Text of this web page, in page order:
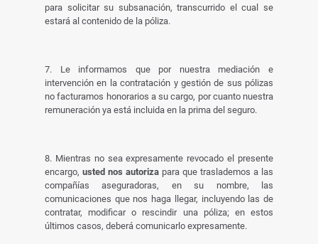
para solicitar su subsanación, transcurrido el cual se
estará al contenido de la póliza.
7. Le informamos que por nuestra mediación e
intervención en la contratación y gestión de sus pólizas
no facturamos honorarios a su cargo, por cuanto nuestra
remuneración ya está incluida en la prima del seguro.
8. Mientras no sea expresamente revocado el presente
encargo, usted nos autoriza para que traslademos a las
compañías aseguradoras, en su nombre, las
comunicaciones que nos haga llegar, incluyendo las de
contratar, modificar o rescindir una póliza; en estos
últimos casos, deberá comunicarlo expresamente.